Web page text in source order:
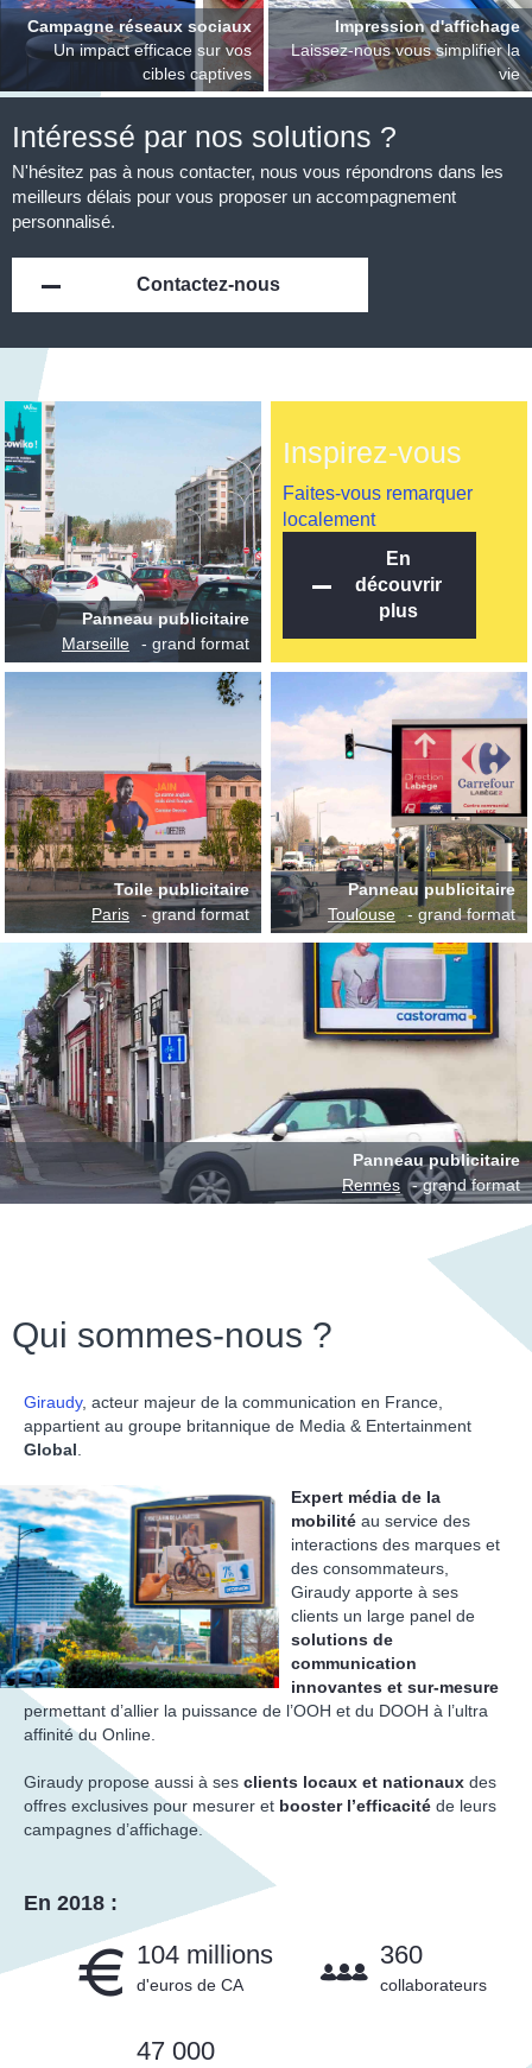
Campagne réseaux sociaux
Un impact efficace sur vos
cibles captives
Impression d'affichage
Laissez-nous vous simplifier la
vie
Intéressé par nos solutions ?
N'hésitez pas à nous contacter, nous vous répondrons dans les
meilleurs délais pour vous proposer un accompagnement
personnalisé.
Contactez-nous
Panneau publicitaire
Marseille
- grand format
Inspirez-vous
Faites-vous remarquer
localement
En
découvrir
plus
Toile publicitaire
Paris
- grand format
Panneau publicitaire
Toulouse - grand format
Panneau publicitaire
Rennes - grand format
Qui sommes-nous ?
Giraudy, acteur majeur de la communication en France,
appartient au groupe britannique de Media & Entertainment
Global.
Expert média de la
mobilité au service des
interactions des marques et
des consommateurs,
Giraudy apporte à ses
clients un large panel de
solutions de
communication
innovantes et sur-mesure
permettant d’allier la puissance de l’OOH et du DOOH à l’ultra
affinité du Online.
Giraudy propose aussi à ses clients locaux et nationaux des
offres exclusives pour mesurer et booster l’efficacité de leurs
campagnes d’affichage.
En 2018 :
104 millions
d'euros de CA
360
collaborateurs
47 000